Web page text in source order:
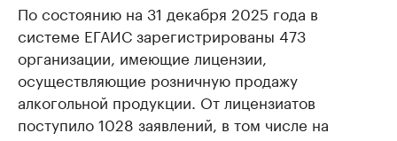
По состоянию на 31 декабря 2025 года в
системе ЕГАИС зарегистрированы 473
организации, имеющие лицензии,
осуществляющие розничную продажу
алкогольной продукции. От лицензиатов
поступило 1028 заявлений, в том числе на